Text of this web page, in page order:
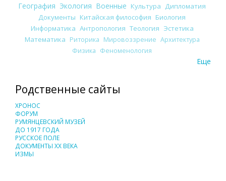
География Экология Военные Культура
Дипломатия
Документы Китайская философия Биология
Информатика Антропология Теология Эстетика
Математика Риторика Мировоззрение Архитектура
Физика Феноменология
Еще
Родственные сайты
ХРОНОС
ФОРУМ
РУМЯНЦЕВСКИЙ МУЗЕЙ
ДО 1917 ГОДА
РУССКОЕ ПОЛЕ
ДОКУМЕНТЫ XX ВЕКА
ИЗМЫ